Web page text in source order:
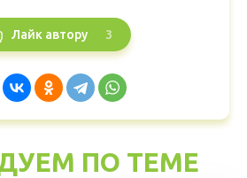
Лайк автору 3
ПО ТЕМЕ